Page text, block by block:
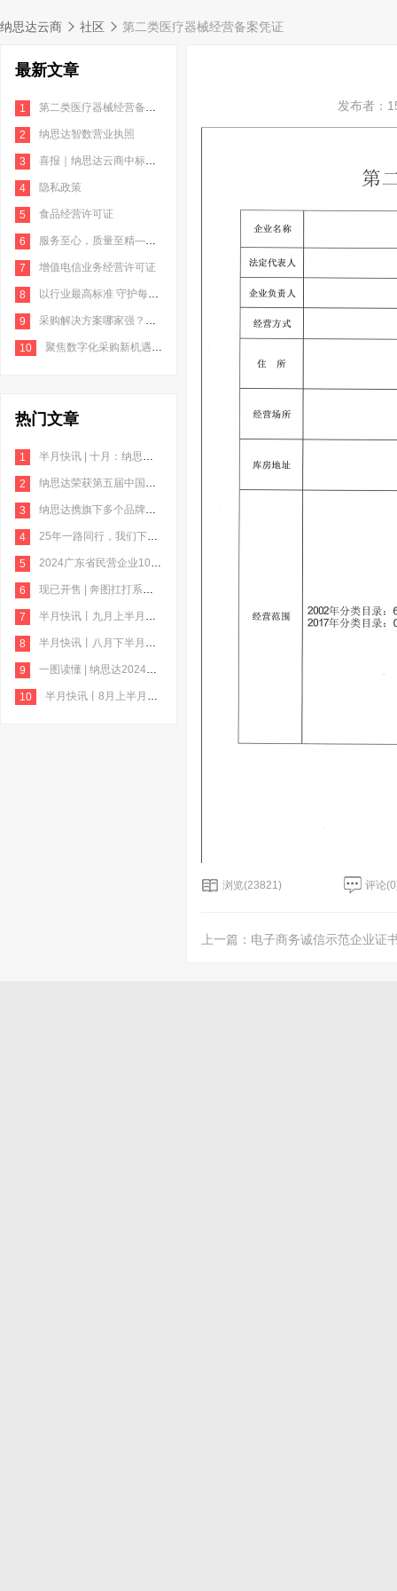
纳思达云商 社区 第二类医疗器械经营备案凭证
最新文章
1 第二类医疗器械经营备案凭证
2 纳思达智数营业执照
3 喜报｜纳思达云商中标南京地铁2022年打印机耗材采购项目
4 隐私政策
5 食品经营许可证
6 服务至心，质量至精——华中师范直采平台完成对接
7 增值电信业务经营许可证
8 以行业最高标准 守护每一份信任 | 纳思达云商荣获信息系统安全三级等保认证
9 采购解决方案哪家强？这些企业都选择纳思达云商！
10 聚焦数字化采购新机遇，纳思达云商用专业创造新价值
热门文章
1 半月快讯 | 十月：纳思达MSCI ESG评级跃升至AA级；极海荣获电机产业链“品质供应商”；格之格
2 纳思达荣获第五届中国质量奖提名奖
3 纳思达携旗下多个品牌亮相第十九届珠海国际办公设备及耗材展览会
4 25年一路同行，我们下一个里程碑见
5 2024广东省民营企业100强”榜单发布，纳思达榜上有名
6 现已开售 | 奔图扛打系列激光打印机：全新升级，扛打突破！
7 半月快讯丨九月上半月：奔图扛打系列“打印神机”上市；格之格亮相京东“企业福利季·园区服务直通车”活动
8 半月快讯丨八月下半月：纳思达发布2024年半年报；极海微发布超迷你无线智能升级设备Unismart
9 一图读懂 | 纳思达2024年半年报
10 半月快讯丨8月上半月：奔图携手麒麟软件推动硬件提质；奔图M7112DN黑白激光多功能一体机
发布者：
浏览(23821) 评论(0
上一篇： 电子商务诚信示范企业证